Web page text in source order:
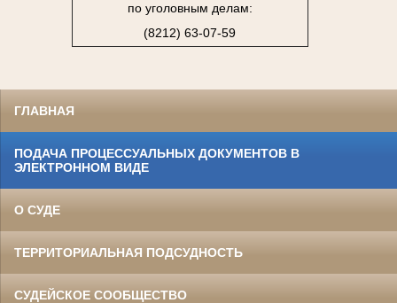
по уголовным делам:
(8212) 63-07-59
ГЛАВНАЯ
ПОДАЧА ПРОЦЕССУАЛЬНЫХ ДОКУМЕНТОВ В
ЭЛЕКТРОННОМ ВИДЕ
О СУДЕ
ТЕРРИТОРИАЛЬНАЯ ПОДСУДНОСТЬ
СУДЕЙСКОЕ СООБЩЕСТВО